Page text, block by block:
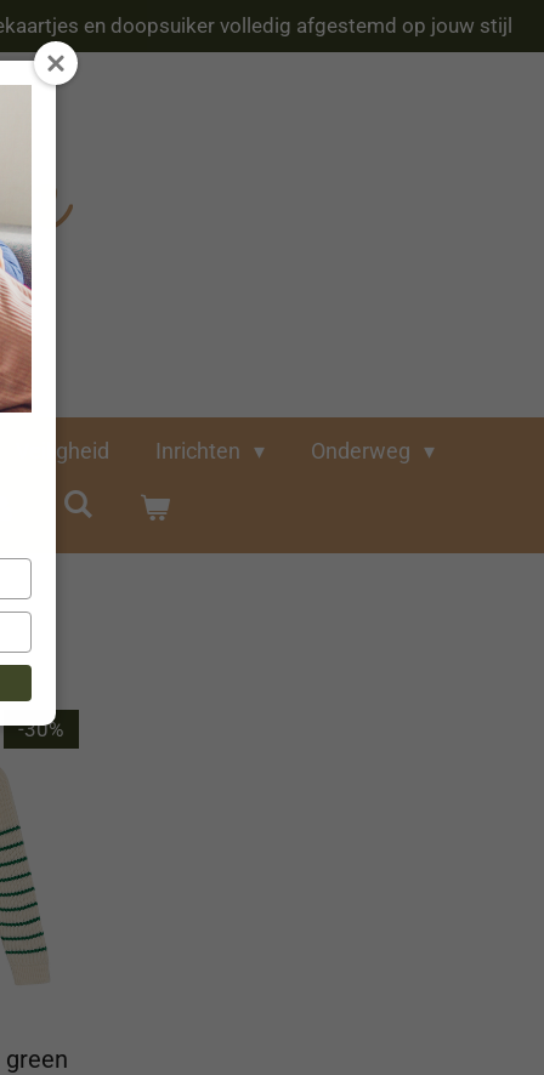
en doopsuiker volledig afgestemd op jouw stijl
Veiligheid Inrichten Onderweg
-30%